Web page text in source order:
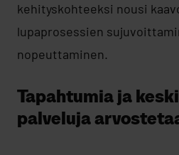
kehityskohteeksi nousi
lupaprosessien
nopeuttaminen.
Tapahtumia ja
palveluja